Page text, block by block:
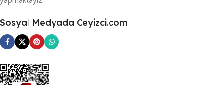
Sosyal Medyada Ceyizci.com